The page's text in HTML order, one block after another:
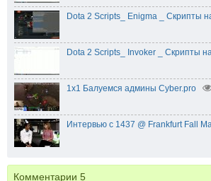
Dota 2 Scripts_ Enigma _ Скрипты
Dota 2 Scripts_ Invoker _ Скрипты
1х1 Балуемся админы Cyber.pro
Интервью с 1437 @ Frankfurt Fall
Комментарии 5